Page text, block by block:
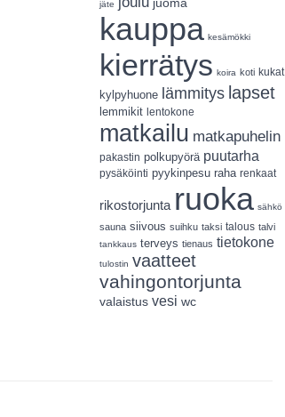
jäte juoma
kauppa kesämökki
kierrätys koira koti kukat
kylpyhuone lämmitys lapset
lemmikit lentokone
matkailu matkapuhelin
pakastin polkupyörä puutarha
pysäköinti pyykinpesu raha renkaat
rikostorjunta ruoka sähkö
sauna siivous suihku taksi talous talvi
tankkaus terveys tienaus tietokone
tulostin vaatteet
vahingontorjunta
valaistus vesi wc